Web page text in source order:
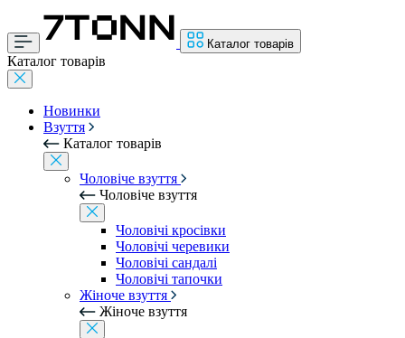
Каталог товарів
Каталог товарів
Новинки
Взуття
Каталог товарів
Чоловіче взуття
Чоловіче взуття
Чоловічі кросівки
Чоловічі черевики
Чоловічі сандалі
Чоловічі тапочки
Жіноче взуття
Жіноче взуття